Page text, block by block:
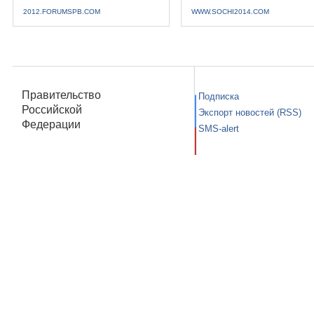
2012.FORUMSPB.COM WWW.SOCHI2014.COM
Правительство
Российской
Федерации
Подписка
Экспорт новостей (RSS)
SMS-alert